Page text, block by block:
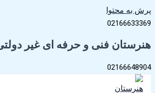
پرش به محتوا
02166633369
هنرستان فنی و حرفه ای غیر
02166648904